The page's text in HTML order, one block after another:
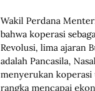
Wakil Perdana
bahwa koperasi
Revolusi, lima ajaran
adalah Pancasila,
menyerukan koperasi
rangka mencapai